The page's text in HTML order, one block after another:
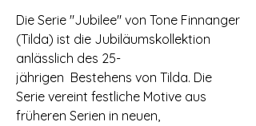
Die Serie "Jubilee" von Tone Finnanger
(Tilda) ist die Jubiläumskollektion
anlässlich des 25-
jährigen Bestehens von Tilda. Die
Serie vereint festliche Motive aus
früheren Serien in neuen,